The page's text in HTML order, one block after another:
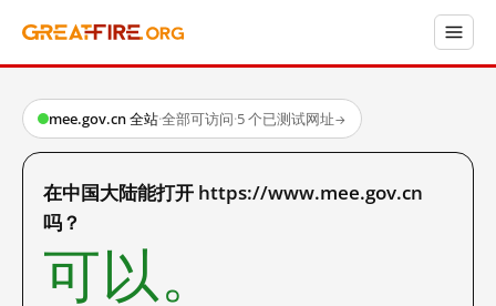
mee.gov.cn 全站·全部可访问·5 个已测试网址→
在中国大陆能打开 https://www.mee.gov.cn
吗？
可以。